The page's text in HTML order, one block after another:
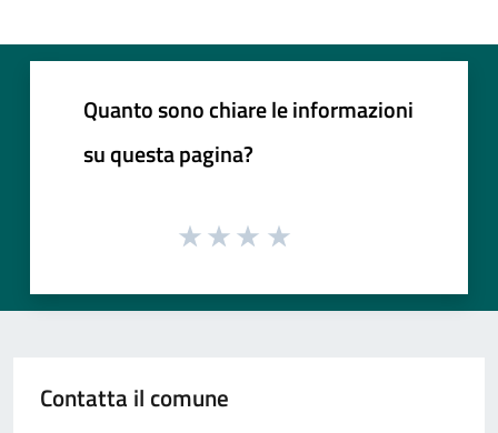
Quanto sono chiare le informazioni
su questa pagina?
Contatta il comune